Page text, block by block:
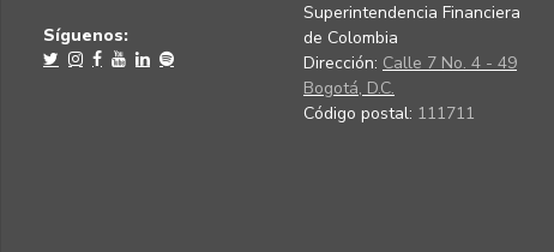
Síguenos:
Superintendencia Financiera
de Colombia
Dirección: Calle 7 No. 4 - 49
Bogotá, D.C.
Código postal: 111711